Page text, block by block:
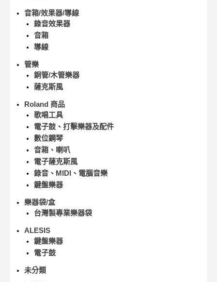
音箱/效果器/導線
錄音效果器
音箱
導線
管樂
銅管/木管樂器
薩克斯風
Roland 商品
歌唱工具
電子鼓、打擊樂器及配件
數位鋼琴
音箱、喇叭
電子薩克斯風
錄音、MIDI、電腦音樂
鍵盤樂器
樂器袋/盒
台灣製專業樂器袋
ALESIS
鍵盤樂器
電子鼓
未分類